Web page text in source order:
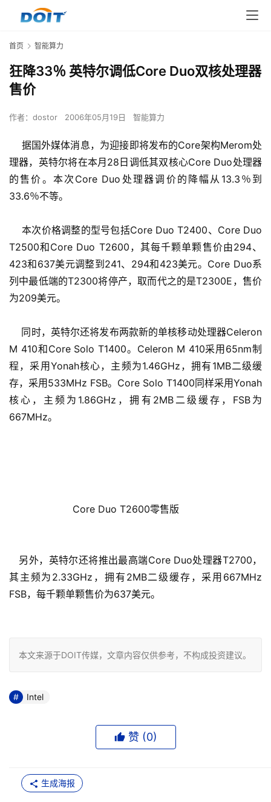
首页 智能算力
狂降33％ 英特尔调低Core Duo双核处理器
售价
作者： dostor 2006年05月19日 智能算力
据国外媒体消息，为迎接即将发布的Core架构Merom处
理器，英特尔将在本月28日调低其双核心Core Duo处理器
的售价。本次Core Duo处理器调价的降幅从13.3％到
33.6％不等。
本次价格调整的型号包括Core Duo T2400、Core Duo
T2500和Core Duo T2600，其每千颗单颗售价由294、
423和637美元调整到241、294和423美元。Core Duo系
列中最低端的T2300将停产，取而代之的是T2300E，售价
为209美元。
同时，英特尔还将发布两款新的单核移动处理器Celeron
M 410和Core Solo T1400。Celeron M 410采用65nm制
程，采用Yonah核心，主频为1.46GHz，拥有1MB二级缓
存，采用533MHz FSB。Core Solo T1400同样采用Yonah
核心，主频为1.86GHz，拥有2MB二级缓存，FSB为
667MHz。
Core Duo T2600零售版
另外，英特尔还将推出最高端Core Duo处理器T2700，
其主频为2.33GHz，拥有2MB二级缓存，采用667MHz
FSB，每千颗单颗售价为637美元。
本文来源于DOIT传媒，文章内容仅供参考，不构成投资建议。
Intel
赞 (0)
生成海报